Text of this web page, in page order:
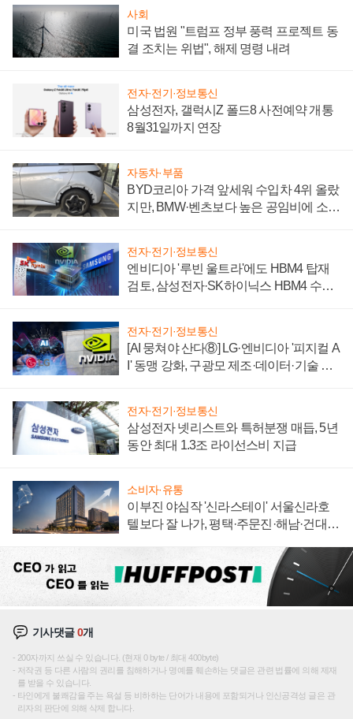
사회
미국 법원 "트럼프 정부 풍력 프로젝트 동
결 조치는 위법", 해제 명령 내려
전자·전기·정보통신
삼성전자, 갤럭시Z 폴드8 사전예약 개통
8월31일까지 연장
자동차·부품
BYD코리아 가격 앞세워 수입차 4위 올랐
지만, BMW·벤츠보다 높은 공임비에 소비
전자·전기·정보통신
엔비디아 '루빈 울트라'에도 HBM4 탑재
검토, 삼성전자·SK하이닉스 HBM4 수율
전자·전기·정보통신
[AI 뭉쳐야 산다⑧] LG·엔비디아 '피지컬 A
I' 동맹 강화, 구광모 제조·데이터·기술 결
전자·전기·정보통신
삼성전자 넷리스트와 특허분쟁 매듭, 5년
동안 최대 1.3조 라이선스비 지급
소비자·유통
이부진 야심작 '신라스테이' 서울신라호
텔보다 잘 나가, 평택·주문진·해남·건대로
기사댓글0개
200자까지 쓰실 수 있습니다. (현재 0 byte / 최대 400byte)
저작권 등 다른 사람의 권리를 침해하거나 명예를 훼손하는 댓글은 관련 법률에 의해 제재
를 받을 수 있습니다.
타인에게 불쾌감을 주는 욕설 등 비하하는 단어가 내용에 포함되거나 인신공격성 글은 관
리자의 판단에 의해 삭제 합니다.